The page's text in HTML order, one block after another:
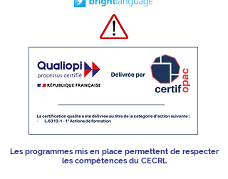
Les programmes mis en place permettent de respecter
les compétences du CECRL